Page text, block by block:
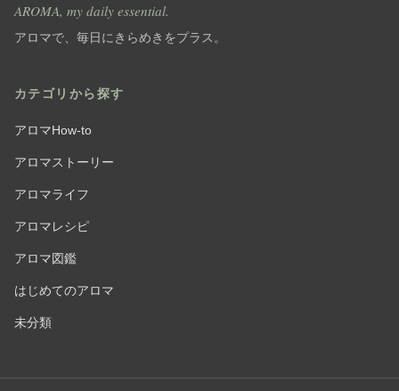
AROMA, my daily essential.
アロマで、毎日にきらめきをプラス。
カテゴリから探す
アロマHow-to
アロマストーリー
アロマライフ
アロマレシピ
アロマ図鑑
はじめてのアロマ
未分類